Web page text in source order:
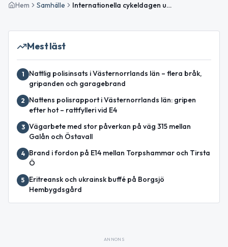
Hem Samhälle Internationella cykeldagen uppmärksammas – så blir dagen i Ånge
Mest läst
1
Nattlig polisinsats i Västernorrlands län – flera bråk,
gripanden och garagebrand
2
Nattens polisrapport i Västernorrlands län: gripen
efter hot – rattfylleri vid E4
3 Vägarbete med stor påverkan på väg 315 mellan
Galån och Östavall
4
Brand i fordon på E14 mellan Torpshammar och Tirsta
Ö
5
Eritreansk och ukrainsk buffé på Borgsjö
Hembygdsgård
ANNONS